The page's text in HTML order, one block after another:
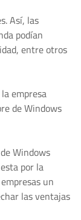
Así, las
podían
entre otros
empresa
de Windows
Windows
por la
un
las ventajas